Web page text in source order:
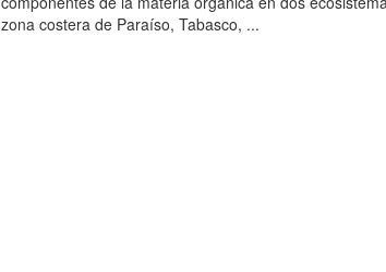
zona costera de Paraíso, Tabasco, ...